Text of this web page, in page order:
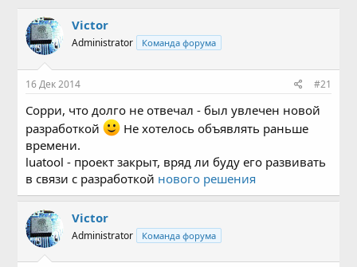
т
о
р
т
е
м
а
н
ч
а
Victor
Administrator Команда форума
16 Дек 2014 #21
Сорри, что долго не отвечал - был увлечен новой
разработкой
Не хотелось объявлять раньше
времени.
luatool - проект закрыт, вряд ли буду его развивать
в связи с разработкой нового решения
Victor
Administrator Команда форума